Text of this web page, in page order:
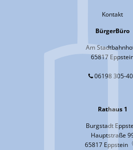
Kontakt
BürgerBüro
Am
65817
06198 305-
Rathaus 1
Burgstadt
Hauptstraße
65817 Eppstein